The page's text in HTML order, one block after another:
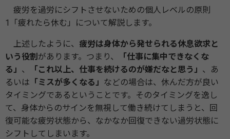
疲労を過労にシフトさせないための個人レベルの原則
1「疲れたら休む」について解説します。
上述したように、 疲労は身体から発せられる休息欲求と
いう役割 があります。つまり、
「仕事に集中できなくな
る」 、 「これ以上、仕事を続けるのが嫌だなと思う」 、あ
るいは 「ミスが多くなる」 などの場合は、休んだ方が良い
タイミングであるということです。そのタイミングを逸し
て、身体からのサインを無視して働き続けてしまうと、回
復可能な疲労状態から、なかなか回復できない過労状態に
シフトしてしまいます。